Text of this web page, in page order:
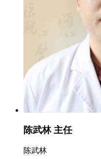
陈武林 主任
陈武林